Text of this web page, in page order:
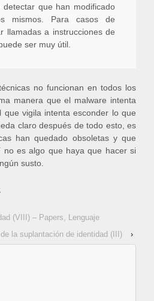
que han modificado
mismos. Para casos de
llamadas a instrucciones de
ser muy útil.
no funcionan en todos los
manera que el malware intenta
vigila intenta esconder lo que
claro después de todo esto, es
han quedado obsoletas y que
no es algo que haya que hacer si
susto.
(VIII) – Papers, Lenguaje
la suplantación de identidad (III)
›